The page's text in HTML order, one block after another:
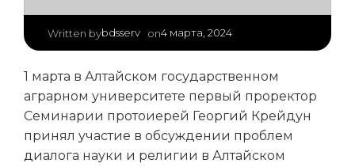
Written bybdsserv on4 марта, 2024
1 марта в Алтайском государственном
аграрном университете первый проректор
Семинарии протоиерей Георгий Крейдун
принял участие в обсуждении проблем
диалога науки и религии в Алтайском